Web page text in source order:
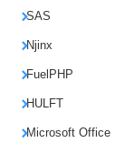
SAS
Njinx
FuelPHP
HULFT
Microsoft Office